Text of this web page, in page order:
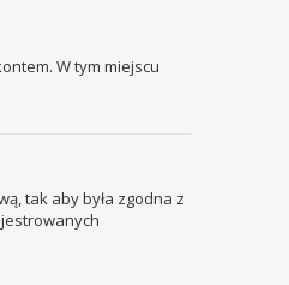
W tym miejscu
tak aby była zgodna z